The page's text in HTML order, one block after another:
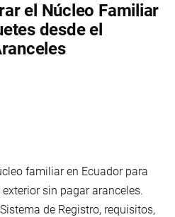
el Núcleo Familiar
desde el
familiar en Ecuador para
sin pagar aranceles.
de Registro, requisitos,